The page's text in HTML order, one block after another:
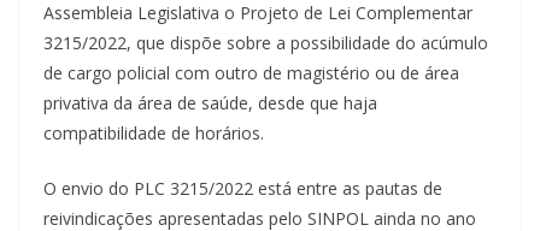
Assembleia Legislativa o Projeto de Lei Complementar
3215/2022, que dispõe sobre a possibilidade do acúmulo
de cargo policial com outro de magistério ou de área
privativa da área de saúde, desde que haja
compatibilidade de horários.
O envio do PLC 3215/2022 está entre as pautas de
reivindicações apresentadas pelo SINPOL ainda no ano